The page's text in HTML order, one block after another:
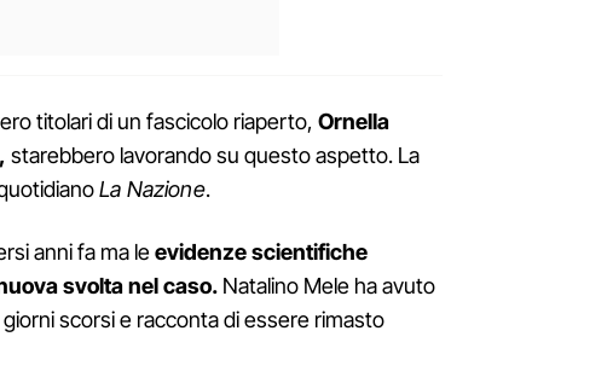
titolari di un fascicolo riaperto, Ornella
starebbero lavorando su questo aspetto. La
La Nazione.
anni fa ma leevidenze scientifiche
svolta nel caso. Natalino Mele ha avuto
scorsi e racconta di essere rimasto